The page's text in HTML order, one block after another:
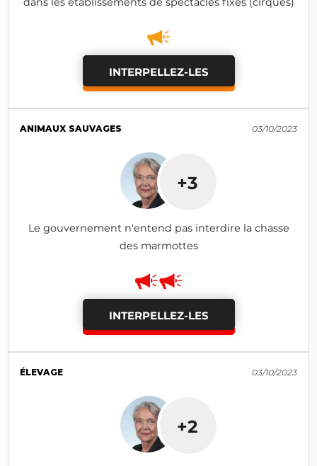
INTERPELLEZ-LES
ANIMAUX SAUVAGES 03/10/2023
+3
Le gouvernement n'entend pas interdire la chasse
des marmottes
INTERPELLEZ-LES
ÉLEVAGE 03/10/2023
+2